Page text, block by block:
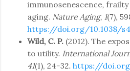
immunosenescence,
aging. Nature Aging, 1(7),
https://doi.org/10.1038/
Wild, C. P. (2012). The
to utility. International
41(1), 24-32. https://